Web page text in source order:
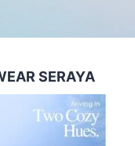
SERAYA